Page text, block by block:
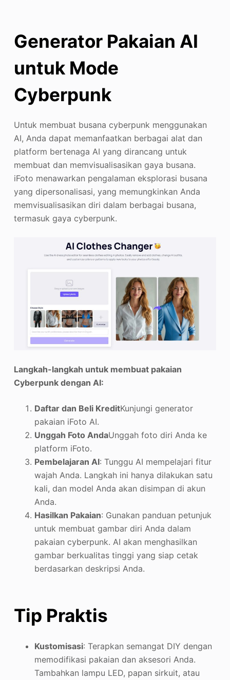
Generator Pakaian AI
untuk Mode
Cyberpunk
Untuk membuat busana cyberpunk menggunakan
AI, Anda dapat memanfaatkan berbagai alat dan
platform bertenaga AI yang dirancang untuk
membuat dan memvisualisasikan gaya busana.
iFoto menawarkan pengalaman eksplorasi busana
yang dipersonalisasi, yang memungkinkan Anda
memvisualisasikan diri dalam berbagai busana,
termasuk gaya cyberpunk.
Langkah-langkah untuk membuat pakaian
Cyberpunk dengan AI:
Daftar dan Beli KreditKunjungi generator
pakaian iFoto AI.
Unggah Foto AndaUnggah foto diri Anda ke
platform iFoto.
Pembelajaran AI: Tunggu AI mempelajari fitur
wajah Anda. Langkah ini hanya dilakukan satu
kali, dan model Anda akan disimpan di akun
Anda.
Hasilkan Pakaian: Gunakan panduan petunjuk
untuk membuat gambar diri Anda dalam
pakaian cyberpunk. AI akan menghasilkan
gambar berkualitas tinggi yang siap cetak
berdasarkan deskripsi Anda.
Tip Praktis
Kustomisasi: Terapkan semangat DIY dengan
memodifikasi pakaian dan aksesori Anda.
Tambahkan lampu LED, papan sirkuit, atau